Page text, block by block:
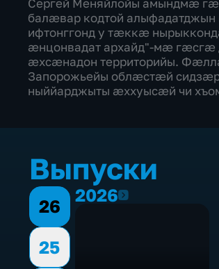
Сергей Меняйлойы амындмæ
балæвар кодтой
ифтонггонд у тæккæ
æнцонвадат архайд"-мæ
æхсæнадон территорийы.
Запорожьейы облæстæй
ныййарджыты æххуысæй чи
Выпуски
26
25
20262026